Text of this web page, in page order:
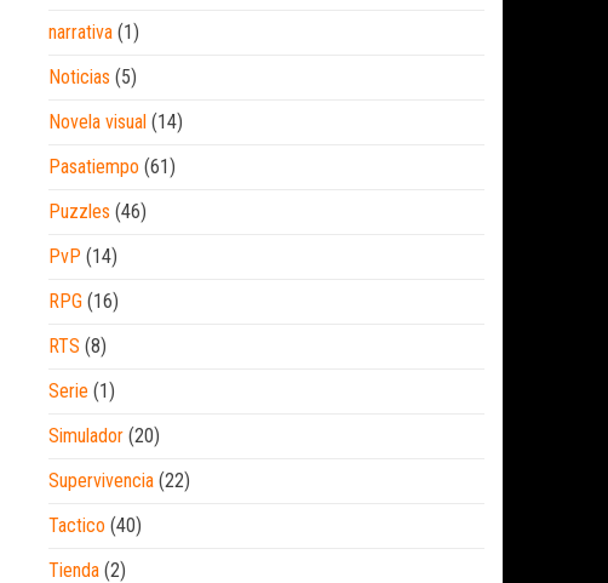
narrativa (1)
Noticias (5)
Novela visual (14)
Pasatiempo (61)
Puzzles (46)
PvP (14)
RPG (16)
RTS (8)
Serie (1)
Simulador (20)
Supervivencia (22)
Tactico (40)
Tienda (2)